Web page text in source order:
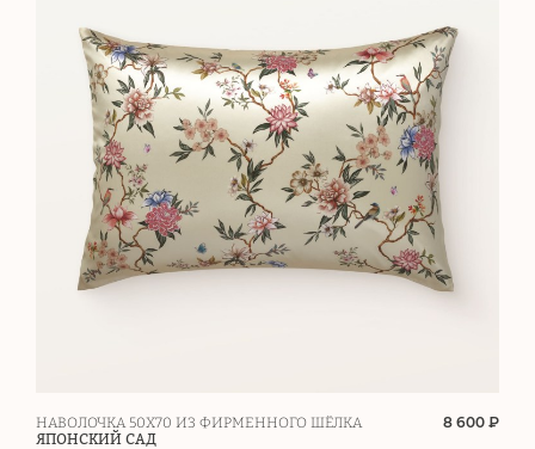
НАВОЛОЧКА 50Х70 ИЗ ФИРМЕННОГО ШЁЛКА
ЯПОНСКИЙ САД
8 600 ₽